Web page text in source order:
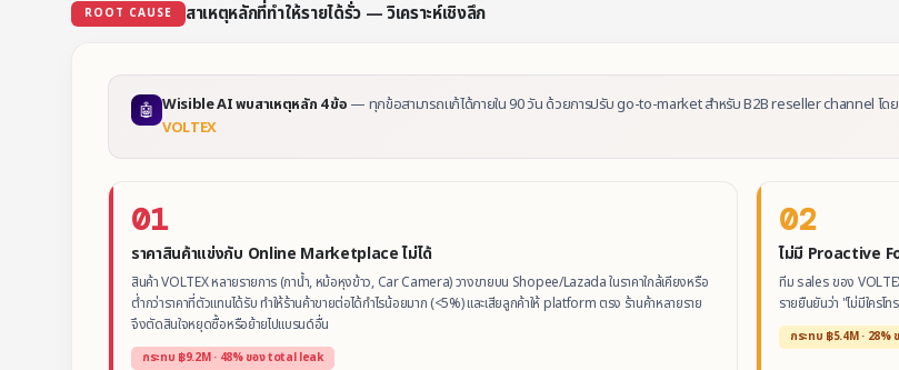
ROOT CAUSE สาเหตุหลักที่ทำให้รายได้รั่ว — วิเคราะห์เชิงลึก
🤖 Wisible AI พบสาเหตุหลัก 4 ข้อ — ทุกข้อสามารถแก้ได้ภายใน 90 วัน ด้วยการปรับ go-to-market สำหรับ B2B reseller channel โด
VOLTEX
01
ราคาสินค้าแข่งกับ Online Marketplace ไม่ได้
สินค้า VOLTEX หลายรายการ (กาน้ำ, หม้อหุงข้าว, Car Camera) วางขายบน Shopee/Lazada ในราคาใกล้เคียงหรือ
ต่ำกว่าราคาที่ตัวแทนได้รับ ทำให้ร้านค้าขายต่อได้กำไรน้อยมาก (<5%) และเสียลูกค้าให้ platform ตรง ร้านค้าหลายราย
จึงตัดสินใจหยุดซื้อหรือย้ายไปแบรนด์อื่น
กระทบ ฿9.2M · 48% ของ total leak
02
ไม่มี Proactive
ทีม sales ของ
รายยืนยันว่า "ไม่มีใคร
กระทบ ฿5.4M ·